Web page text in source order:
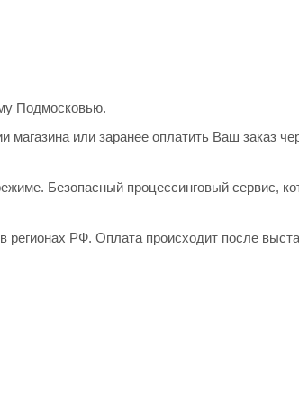
Подмосковью.
магазина или заранее оплатить Ваш заказ
Безопасный процессинговый сервис,
РФ. Оплата происходит после